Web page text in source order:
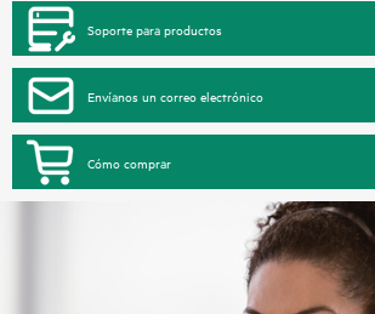
Soporte para productos
Envíanos un correo electrónico
Cómo comprar